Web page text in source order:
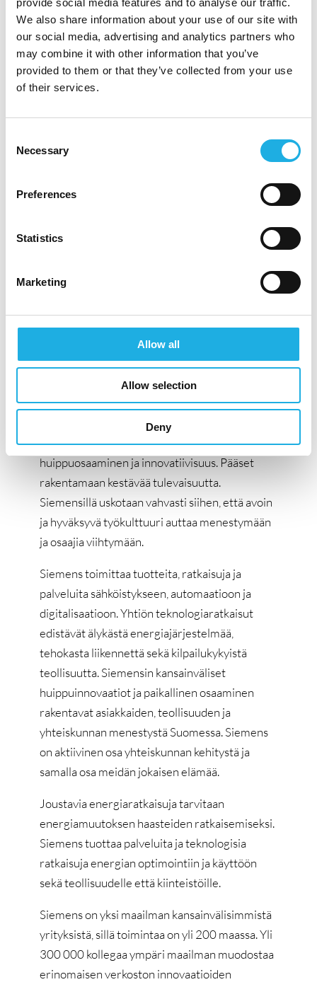
We also share information about your use of our site with
our social media, advertising and analytics partners who
may combine it with other information that you’ve
provided to them or that they’ve collected from your use
of their services.
Selection
Necessary
Preferences
Statistics
Marketing
Allow all
Allow selection
Deny
näkymään toiminnassamme.
Ihmisiä arvostava kulttuuri sekä aito
mahdollisuus ottaa vastuu ja vaikuttaa ovat
tämän tehtävän selkeitä vetovoimatekijöitä;
Kiinnostuitko?
Hakeaksesi tehtävää, lähetäthän hakemuksesi ja
Lisätietoa tehtävästä antaa Compass HR
2086 tailaura.suontaus@compasshrg.fi
Siemensillä rakennetaan intohimoisesti
parempaa tulevaisuutta meille kaikille ja sinut
halutaan joukkoon mukaan! Siemensin
toimintaa ohjaavat vastuullisuus,
huippuosaaminen ja innovatiivisuus. Pääset
rakentamaan kestävää tulevaisuutta.
Siemensillä uskotaan vahvasti siihen, että avoin
ja hyväksyvä työkulttuuri auttaa menestymään
ja osaajia viihtymään.
Siemens toimittaa tuotteita, ratkaisuja ja
palveluita sähköistykseen, automaatioon ja
digitalisaatioon. Yhtiön teknologiaratkaisut
edistävät älykästä energiajärjestelmää,
tehokasta liikennettä sekä kilpailukykyistä
teollisuutta. Siemensin kansainväliset
huippuinnovaatiot ja paikallinen osaaminen
rakentavat asiakkaiden, teollisuuden ja
yhteiskunnan menestystä Suomessa. Siemens
on aktiivinen osa yhteiskunnan kehitystä ja
samalla osa meidän jokaisen elämää.
Joustavia energiaratkaisuja tarvitaan
energiamuutoksen haasteiden ratkaisemiseksi.
Siemens tuottaa palveluita ja teknologisia
ratkaisuja energian optimointiin ja käyttöön
sekä teollisuudelle että kiinteistöille.
Siemens on yksi maailman kansainvälisimmistä
yrityksistä, sillä toimintaa on yli 200 maassa. Yli
300 000 kollegaa ympäri maailman muodostaa
erinomaisen verkoston innovaatioiden